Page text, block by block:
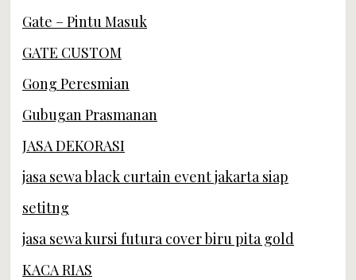
Gate – Pintu Masuk
GATE CUSTOM
Gong Peresmian
Gubugan Prasmanan
JASA DEKORASI
jasa sewa black curtain event jakarta siap
setitng
jasa sewa kursi futura cover biru pita gold
KACA RIAS